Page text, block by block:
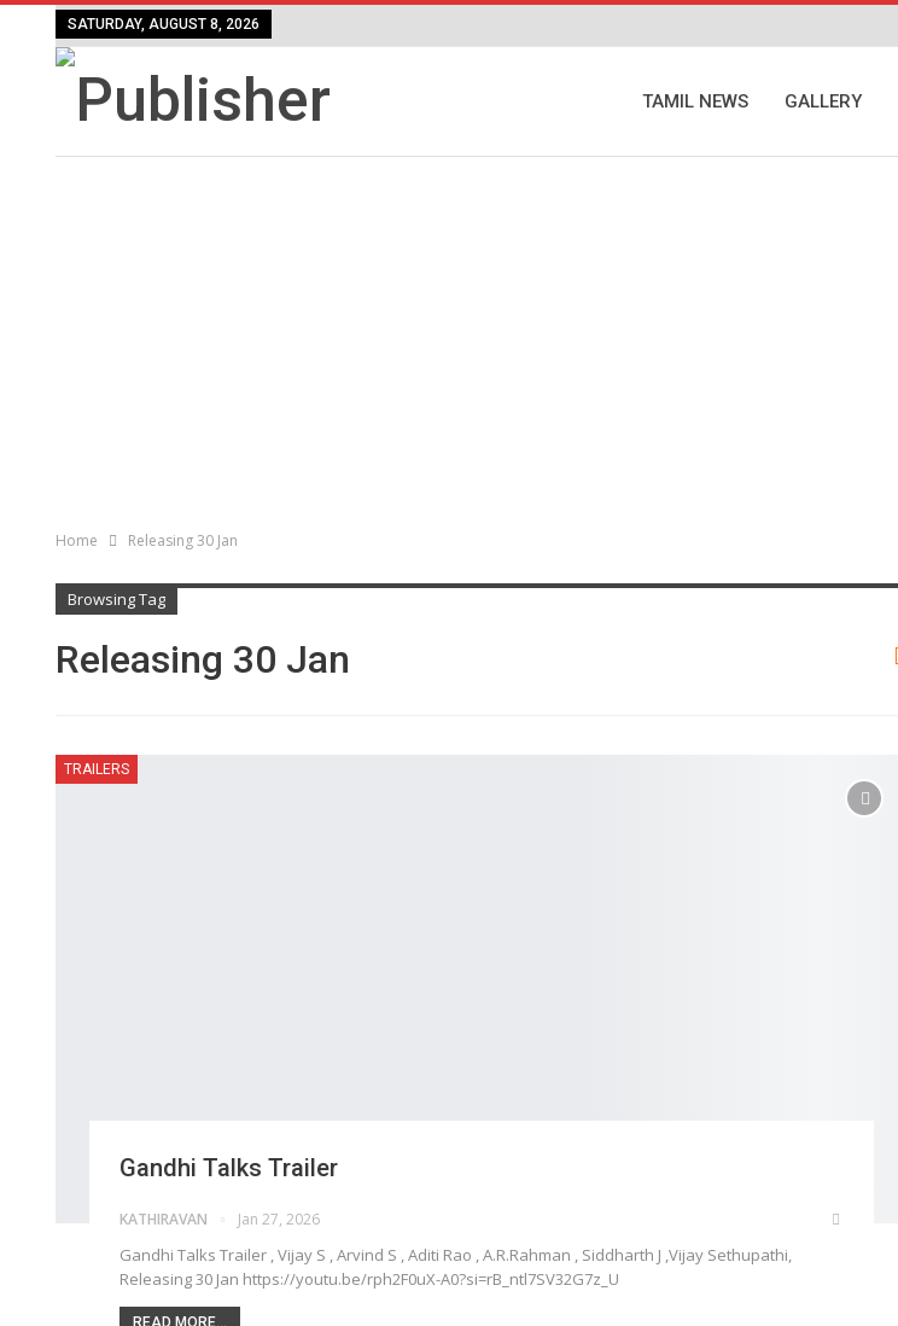
SATURDAY, AUGUST 8, 2026
TAMIL NEWS GALLERY
Home Releasing 30 Jan
Browsing Tag
Releasing 30 Jan
TRAILERS
Gandhi Talks Trailer
KATHIRAVAN Jan 27, 2026
Gandhi Talks Trailer , Vijay S , Arvind S , Aditi Rao , A.R.Rahman , Siddharth J ,Vijay Sethupathi,
Releasing 30 Jan https://youtu.be/rph2F0uX-A0?si=rB_ntl7SV32G7z_U
READ MORE...